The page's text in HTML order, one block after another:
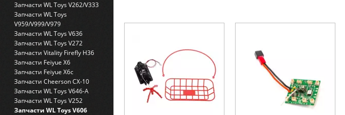
Запчасти WL Toys V262/V333
Запчасти WL Toys
V959/V999/V979
Запчасти WL Toys V636
Запчасти WL Toys V272
Запчасти Vitality Firefly H36
Запчасти Feiyue X6
Запчасти Feiyue X6c
Запчасти Cheerson CX-10
Запчасти WL Toys V646-A
Запчасти WL Toys V252
Запчасти WL Toys V606